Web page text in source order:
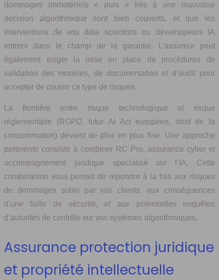
dommages immatériels « purs » liés à une mauvaise
décision algorithmique sont bien couverts, et que les
interventions de vos data scientists ou développeurs IA
entrent dans le champ de la garantie. L’assureur peut
également exiger la mise en place de procédures de
validation des modèles, de documentation et d’audit pour
accepter de couvrir ce type de risques.
La frontière entre risque technologique et risque
réglementaire (RGPD, futur AI Act européen, droit de la
consommation) devient de plus en plus fine. Une approche
pertinente consiste à combiner RC Pro, assurance cyber et
accompagnement juridique spécialisé sur l’IA. Cette
combinaison vous permet de répondre à la fois aux risques
de dommages subis par vos clients, aux conséquences
d’une faille de sécurité, et aux potentielles enquêtes
d’autorités de contrôle sur vos systèmes algorithmiques.
Assurance protection juridique
et propriété intellectuelle